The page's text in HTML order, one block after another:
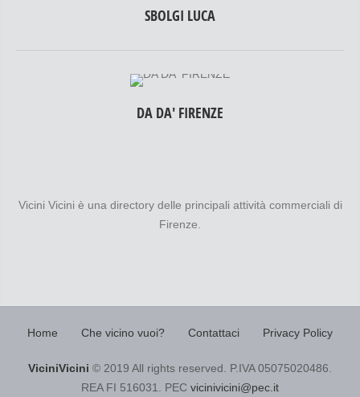
SBOLGI LUCA
DA DA' FIRENZE
Vicini Vicini è una directory delle principali attività commerciali di
Firenze.
Home Che vicino vuoi? Contattaci Privacy Policy
ViciniVicini © 2019 All rights reserved. P.IVA 05075020486.
REA FI 516031. PEC vicinivicini@pec.it